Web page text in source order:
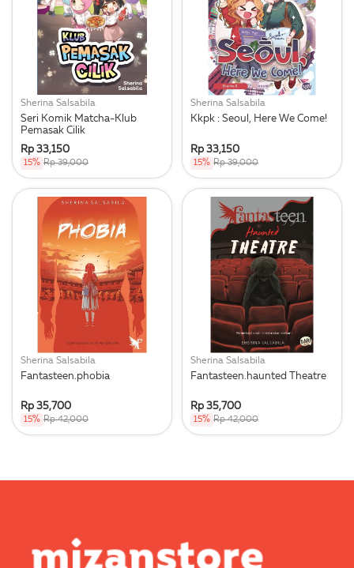
Sherina Salsabila
Seri Komik Matcha-Klub
Pemasak Cilik
Rp 33,150
15% Rp 39,000
Sherina Salsabila
Kkpk : Seoul, Here We Come!
Rp 33,150
15% Rp 39,000
Sherina Salsabila
Fantasteen.phobia
Rp 35,700
15% Rp 42,000
Sherina Salsabila
Fantasteen.haunted Theatre
Rp 35,700
15% Rp 42,000